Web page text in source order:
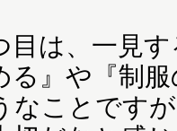
は、一見す
る』や『制
なことです